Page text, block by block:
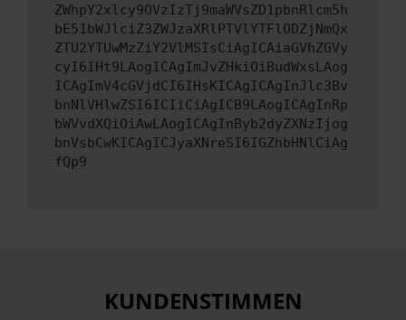
ZWhpY2xlcy9OVzIzTj9maWVsZD1pbnRlcm5h
bE51bWJlciZ3ZWJzaXRlPTVlYTFlODZjNmQx
ZTU2YTUwMzZiY2VlMSIsCiAgICAiaGVhZGVy
cyI6IHt9LAogICAgImJvZHkiOiBudWxsLAog
ICAgImV4cGVjdCI6IHsKICAgICAgInJlc3Bv
bnNlVHlwZSI6ICIiCiAgICB9LAogICAgInRp
bWVvdXQiOiAwLAogICAgInByb2dyZXNzIjog
bnVsbCwKICAgICJyaXNreSI6IGZhbHNlCiAg
fQp9
KUNDENSTIMMEN